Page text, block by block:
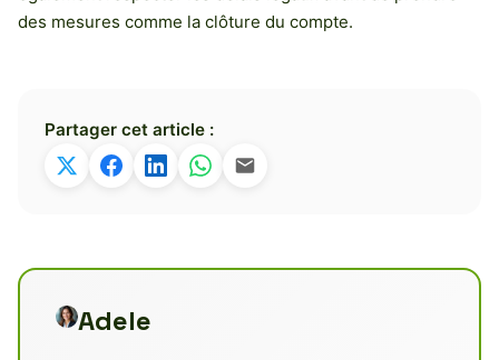
des mesures comme la clôture du compte.
Partager cet article :
Adele